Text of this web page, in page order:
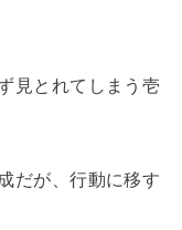
見とれてしまう壱
だが、行動に移す